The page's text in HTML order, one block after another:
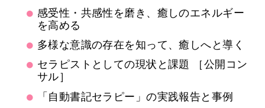
感受性・共感性を磨き、癒しのエネルギー
を高める
多様な意識の存在を知って、癒しへと導く
セラピストとしての現状と課題 ［公開コン
サル］
「自動書記セラピー」の実践報告と事例